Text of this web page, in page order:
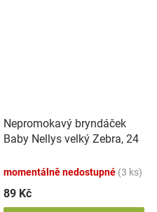
Nepromokavý bryndáček
Baby Nellys velký Zebra, 24
momentálně nedostupné (3 ks)
89 Kč